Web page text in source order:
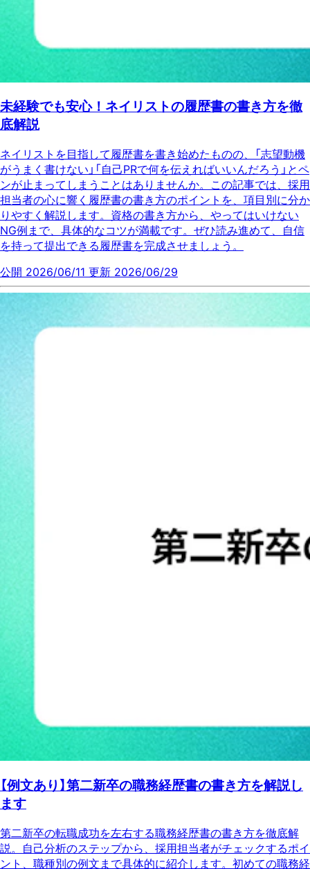
未経験でも安心！ネイリストの履歴書の書き方を徹
底解説
ネイリストを目指して履歴書を書き始めたものの、「志望動機
がうまく書けない」「自己PRで何を伝えればいいんだろう」とペ
ンが止まってしまうことはありませんか。この記事では、採用
担当者の心に響く履歴書の書き方のポイントを、項目別に分か
りやすく解説します。資格の書き方から、やってはいけない
NG例まで、具体的なコツが満載です。ぜひ読み進めて、自信
を持って提出できる履歴書を完成させましょう。
公開 2026/06/11 更新 2026/06/29
【例文あり】第二新卒の職務経歴書の書き方を解説し
ます
第二新卒の転職成功を左右する職務経歴書の書き方を徹底解
説。自己分析のステップから、採用担当者がチェックするポイ
ント、職種別の例文まで具体的に紹介します。初めての職務経